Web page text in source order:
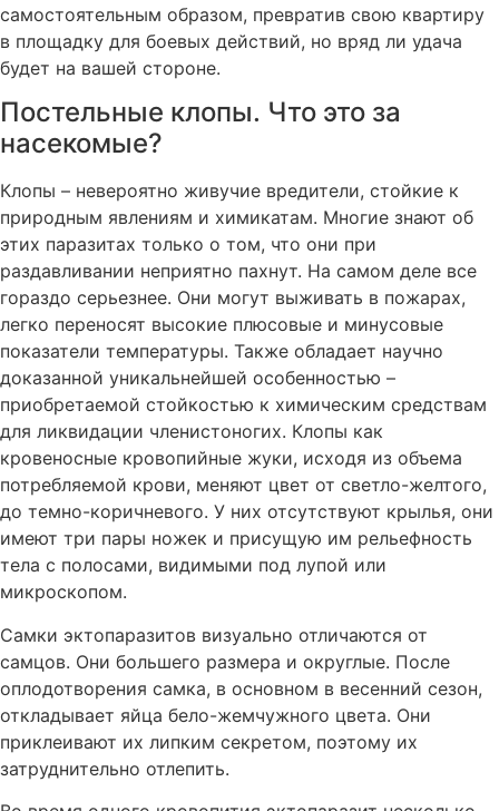
самостоятельным образом, превратив свою квартиру
в площадку для боевых действий, но вряд ли удача
будет на вашей стороне.
Постельные клопы. Что это за
насекомые?
Клопы – невероятно живучие вредители, стойкие к
природным явлениям и химикатам. Многие знают об
этих паразитах только о том, что они при
раздавливании неприятно пахнут. На самом деле все
гораздо серьезнее. Они могут выживать в пожарах,
легко переносят высокие плюсовые и минусовые
показатели температуры. Также обладает научно
доказанной уникальнейшей особенностью –
приобретаемой стойкостью к химическим средствам
для ликвидации членистоногих. Клопы как
кровеносные кровопийные жуки, исходя из объема
потребляемой крови, меняют цвет от светло-желтого,
до темно-коричневого. У них отсутствуют крылья, они
имеют три пары ножек и присущую им рельефность
тела с полосами, видимыми под лупой или
микроскопом.
Самки эктопаразитов визуально отличаются от
самцов. Они большего размера и округлые. После
оплодотворения самка, в основном в весенний сезон,
откладывает яйца бело-жемчужного цвета. Они
приклеивают их липким секретом, поэтому их
затруднительно отлепить.